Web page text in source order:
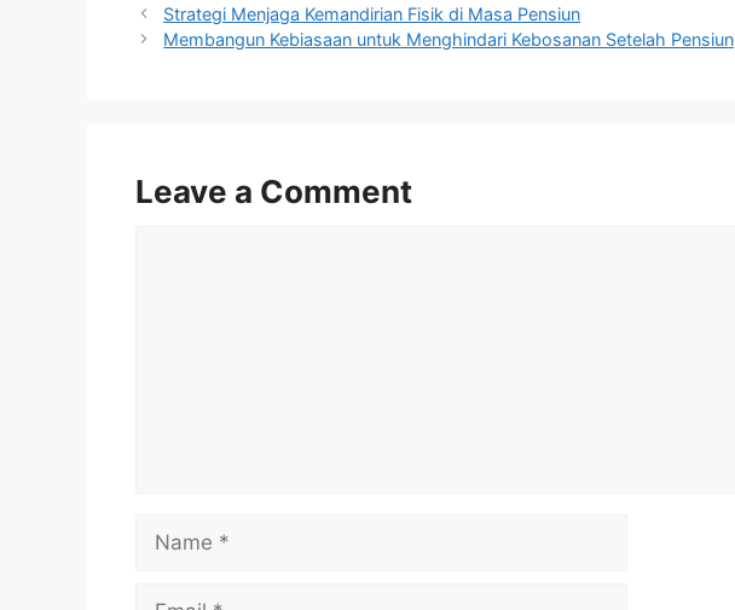
Strategi Menjaga Kemandirian Fisik di Masa Pensiun
Membangun Kebiasaan untuk Menghindari Kebosanan Setelah Pensiun
Leave a Comment